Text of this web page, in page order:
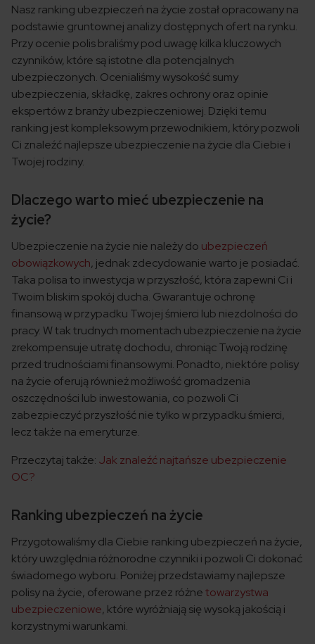
Nasz ranking ubezpieczeń na życie został opracowany na
podstawie gruntownej analizy dostępnych ofert na rynku.
Przy ocenie polis braliśmy pod uwagę kilka kluczowych
czynników, które są istotne dla potencjalnych
ubezpieczonych. Ocenialiśmy wysokość sumy
ubezpieczenia, składkę, zakres ochrony oraz opinie
ekspertów z branży ubezpieczeniowej. Dzięki temu
ranking jest kompleksowym przewodnikiem, który pozwoli
Ci znaleźć najlepsze ubezpieczenie na życie dla Ciebie i
Twojej rodziny.
Dlaczego warto mieć ubezpieczenie na
życie?
Ubezpieczenie na życie nie należy do ubezpieczeń
obowiązkowych, jednak zdecydowanie warto je posiadać.
Taka polisa to inwestycja w przyszłość, która zapewni Ci i
Twoim bliskim spokój ducha. Gwarantuje ochronę
finansową w przypadku Twojej śmierci lub niezdolności do
pracy. W tak trudnych momentach ubezpieczenie na życie
zrekompensuje utratę dochodu, chroniąc Twoją rodzinę
przed trudnościami finansowymi. Ponadto, niektóre polisy
na życie oferują również możliwość gromadzenia
oszczędności lub inwestowania, co pozwoli Ci
zabezpieczyć przyszłość nie tylko w przypadku śmierci,
lecz także na emeryturze.
Przeczytaj także: Jak znaleźć najtańsze ubezpieczenie
OC?
Ranking ubezpieczeń na życie
Przygotowaliśmy dla Ciebie ranking ubezpieczeń na życie,
który uwzględnia różnorodne czynniki i pozwoli Ci dokonać
świadomego wyboru. Poniżej przedstawiamy najlepsze
polisy na życie, oferowane przez różnetowarzystwa
ubezpieczeniowe, które wyróżniają się wysoką jakością i
korzystnymi warunkami.